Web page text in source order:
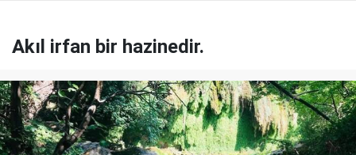
Akıl irfan bir hazinedir.